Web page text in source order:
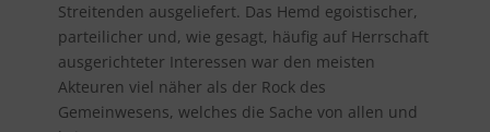
Streitenden ausgeliefert. Das Hemd egoistischer,
parteilicher und, wie gesagt, häufig auf Herrschaft
ausgerichteter Interessen war den meisten
Akteuren viel näher als der Rock des
Gemeinwesens, welches die Sache von allen und